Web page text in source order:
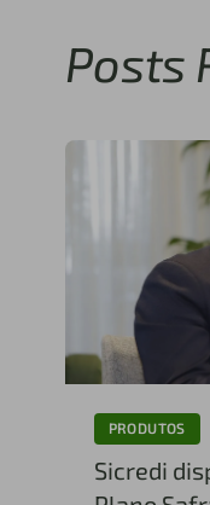
Posts
PRODUTOS
Sicredi